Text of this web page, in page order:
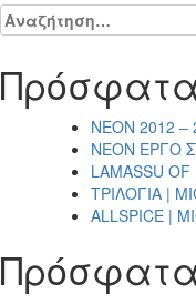
Αναζήτηση
για:
NEON 2012
NEON ΕΡΓΟ
LAMASSU
ΤΡΙΛΟΓΙΑ |
ALLSPICE |